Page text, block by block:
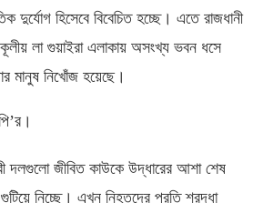
দুর্যোগ হিসেবে বিবেচিত হচ্ছে। এতে রাজধানী
লা গুয়াইরা এলাকায় অসংখ্য ভবন ধসে
মানুষ নিখোঁজ হয়েছে।
দলগুলো জীবিত কাউকে উদ্ধারের আশা শেষ
নিচ্ছে। এখন নিহতদের প্রতি শ্রদ্ধা